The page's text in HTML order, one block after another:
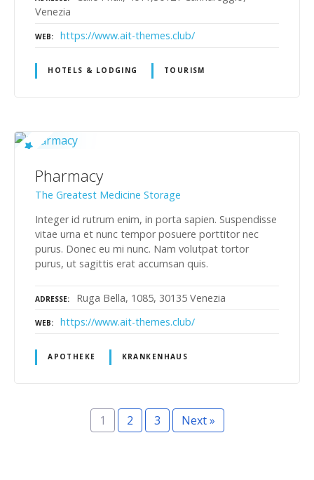
Venezia
WEB https://www.ait-themes.club/
HOTELS & LODGING TOURISM
Pharmacy
The Greatest Medicine Storage
Integer id rutrum enim, in porta sapien. Suspendisse
vitae urna et nunc tempor posuere porttitor nec
purus. Donec eu mi nunc. Nam volutpat tortor
purus, ut sagittis erat accumsan quis.
ADRESSE Ruga Bella, 1085, 30135 Venezia
WEB https://www.ait-themes.club/
APOTHEKE KRANKENHAUS
1 2 3 Next »